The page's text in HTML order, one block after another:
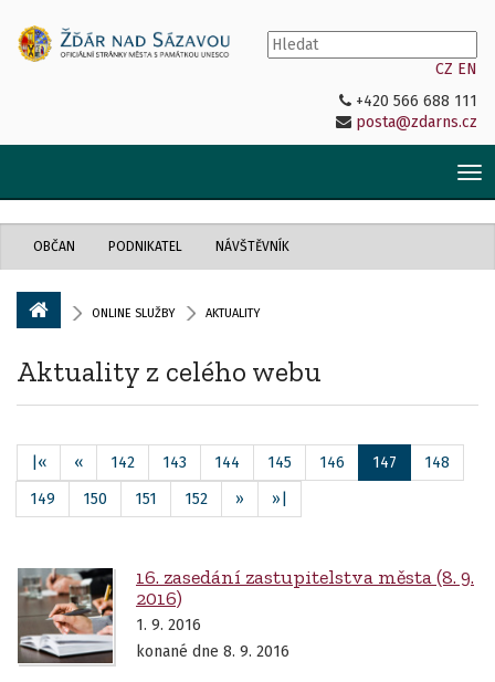
CZ EN
+420 566 688 111
posta@zdarns.cz
OBČAN PODNIKATEL NÁVŠTĚVNÍK
ONLINE SLUŽBY AKTUALITY
Aktuality z celého webu
|« « 142 143 144 145 146 147
148
149
150 151 152 » »|
16. zasedání zastupitelstva města (8. 9.
2016)
1. 9. 2016
konané dne 8. 9. 2016